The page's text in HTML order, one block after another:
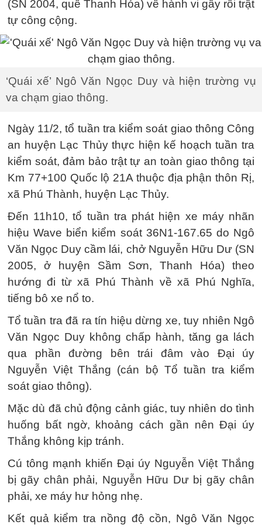
(SN 2004, quê Thanh Hóa) về hành vi gây rối trật
tự công cộng.
‘Quái xế’ Ngô Văn Ngọc Duy và hiện trường vụ
va chạm giao thông.
Ngày 11/2, tổ tuần tra kiểm soát giao thông Công
an huyện Lạc Thủy thực hiện kế hoạch tuần tra
kiểm soát, đảm bảo trật tự an toàn giao thông tại
Km 77+100 Quốc lộ 21A thuộc địa phận thôn Rị,
xã Phú Thành, huyện Lạc Thủy.
Đến 11h10, tổ tuần tra phát hiện xe máy nhãn
hiệu Wave biển kiểm soát 36N1-167.65 do Ngô
Văn Ngọc Duy cầm lái, chở Nguyễn Hữu Dư (SN
2005, ở huyện Sầm Sơn, Thanh Hóa) theo
hướng đi từ xã Phú Thành về xã Phú Nghĩa,
tiếng bô xe nổ to.
Tổ tuần tra đã ra tín hiệu dừng xe, tuy nhiên Ngô
Văn Ngọc Duy không chấp hành, tăng ga lách
qua phần đường bên trái đâm vào Đại úy
Nguyễn Việt Thắng (cán bộ Tổ tuần tra kiểm
soát giao thông).
Mặc dù đã chủ động cảnh giác, tuy nhiên do tình
huống bất ngờ, khoảng cách gần nên Đại úy
Thắng không kịp tránh.
Cú tông mạnh khiến Đại úy Nguyễn Việt Thắng
bị gãy chân phải, Nguyễn Hữu Dư bị gãy chân
phải, xe máy hư hỏng nhẹ.
Kết quả kiểm tra nồng độ cồn, Ngô Văn Ngọc